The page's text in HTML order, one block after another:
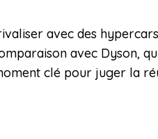
avec des
avec Dyson,
clé pour juger la